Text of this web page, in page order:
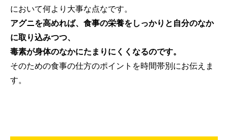
において何より大事な点なです。
アグニを高めれば、食事の栄養をしっかりと自分のなか
に取り込みつつ、
毒素が身体のなかにたまりにくくなるのです。
そのための食事の仕方のポイントを時間帯別にお伝えま
す。